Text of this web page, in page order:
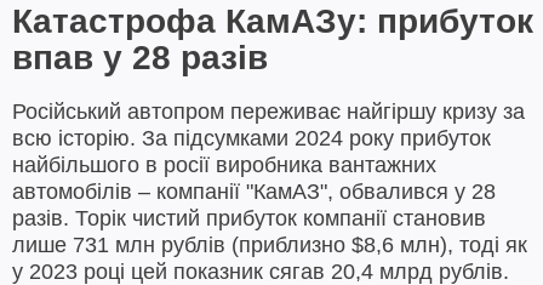
Катастрофа КамАЗу: прибуток
впав у 28 разів
Російський автопром переживає найгіршу кризу за
всю історію. За підсумками 2024 року прибуток
найбільшого в росії виробника вантажних
автомобілів – компанії "КамАЗ", обвалився у 28
разів. Торік чистий прибуток компанії становив
лише 731 млн рублів (приблизно $8,6 млн), тоді як
у 2023 році цей показник сягав 20,4 млрд рублів.